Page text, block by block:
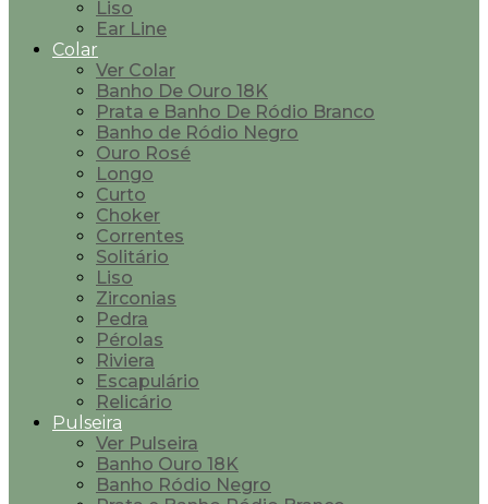
Liso
Ear Line
Colar
Ver Colar
Banho De Ouro 18K
Prata e Banho De Ródio Branco
Banho de Ródio Negro
Ouro Rosé
Longo
Curto
Choker
Correntes
Solitário
Liso
Zirconias
Pedra
Pérolas
Riviera
Escapulário
Relicário
Pulseira
Ver Pulseira
Banho Ouro 18K
Banho Ródio Negro